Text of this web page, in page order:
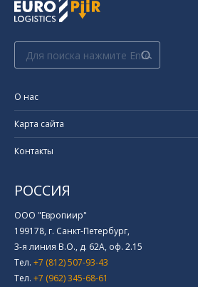
Поиск:
РОССИЯ
ООО "Европиир"
199178, г. Санкт-Петербург,
3-я линия В.О., д. 62А, оф. 2.15
Тел. +7 (812) 507-93-43
Тел. +7 (962) 345-68-61
О нас
Карта сайта
Контакты